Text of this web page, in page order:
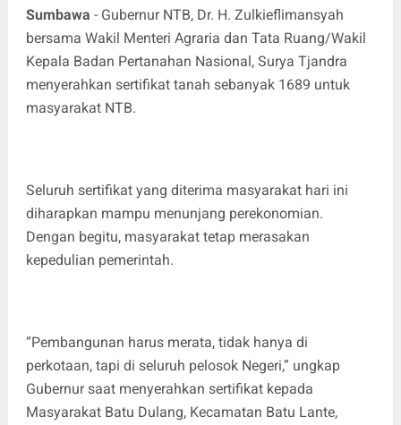
Sumbawa - Gubernur NTB, Dr. H. Zulkieflimansyah
bersama Wakil Menteri Agraria dan Tata Ruang/Wakil
Kepala Badan Pertanahan Nasional, Surya Tjandra
menyerahkan sertifikat tanah sebanyak 1689 untuk
masyarakat NTB.
Seluruh sertifikat yang diterima masyarakat hari ini
diharapkan mampu menunjang perekonomian.
Dengan begitu, masyarakat tetap merasakan
kepedulian pemerintah.
“Pembangunan harus merata, tidak hanya di
perkotaan, tapi di seluruh pelosok Negeri,” ungkap
Gubernur saat menyerahkan sertifikat kepada
Masyarakat Batu Dulang, Kecamatan Batu Lante,